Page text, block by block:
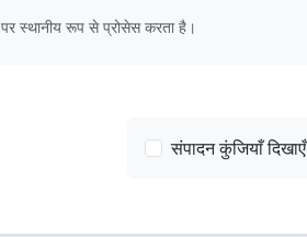
स्थानीय रूप से प्रोसेस करता है।
संपादन कुंजियाँ दिखाएँ